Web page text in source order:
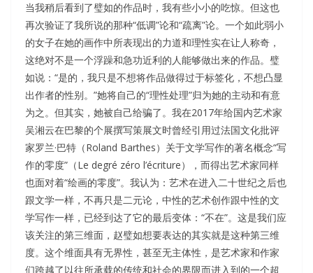
当我稍后看到了璧如的作品时，我有些小小的吃惊。但这也
再次验证了我所说的那种“低调”论和“疏离”论。一个如此弱小
的女子在她的画作中所表现出的力道和理性实在让人称奇，
这绝对不是一个浮躁和急功近利的人能够做出来的作品。璧
如说：“是的，我只是不想将作品做得过于标签化，不想凸显
出作者的性别。”她将自己的“理性处理”归为她的主动和有意
为之。但其实，她被自己给骗了。我在2017年给国内艺术家
吴湘云在巴黎的个展撰写策展文时曾经引用过法国文化批评
家罗兰·巴特（Roland Barthes）关于文学写作的著名概念“写
作的零度”（Le degré zéro l’écriture），而得出艺术家同样
也面对着“绘画的零度”。我认为：艺术在进入二十世纪之后也
跟文学一样，不再只是二元论，中性的艺术创作跟中性的文
学写作一样，已经到达了它的最后变体：“不在”。这是我们应
该关注的第三维面，赵璧如想要表达的其实就是这种第三维
度。这个维面具有无界性，甚至无主体性，是艺术家和作家
们跨越了以往所承载的传统和社会的界限而进入到的一个超